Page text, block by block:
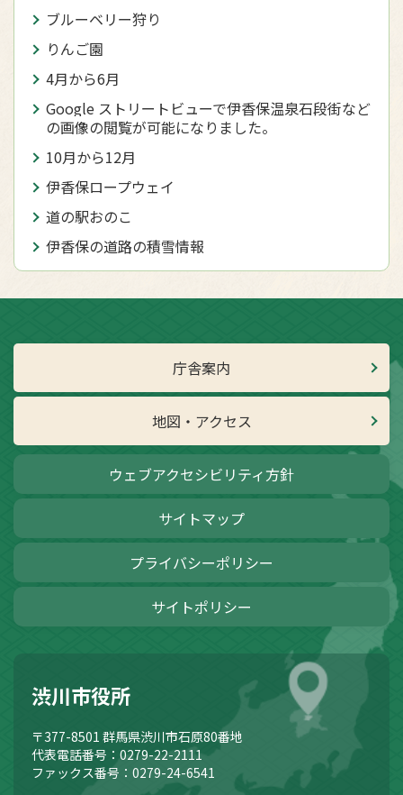
ブルーベリー狩り
りんご園
4月から6月
Google ストリートビューで伊香保温泉石段街など
の画像の閲覧が可能になりました。
10月から12月
伊香保ロープウェイ
道の駅おのこ
伊香保の道路の積雪情報
庁舎案内
地図・アクセス
ウェブアクセシビリティ方針
サイトマップ
プライバシーポリシー
サイトポリシー
渋川市役所
〒377-8501 群馬県渋川市石原80番地
代表電話番号：0279-22-2111
ファックス番号：0279-24-6541